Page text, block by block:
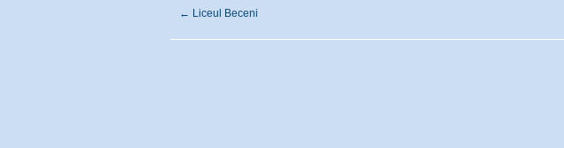
← Liceul Beceni